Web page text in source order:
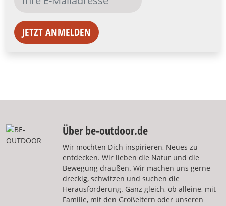
JETZT ANMELDEN
Über be-outdoor.de
Wir möchten Dich inspirieren, Neues zu
entdecken. Wir lieben die Natur und die
Bewegung draußen. Wir machen uns gerne
dreckig, schwitzen und suchen die
Herausforderung. Ganz gleich, ob alleine, mit
Familie, mit den Großeltern oder unseren